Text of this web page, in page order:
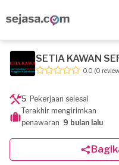
SETIA KAWAN
0.0 (0
5 Pekerjaan selesai
Terakhir mengirimkan
penawaran 9 bulan lalu